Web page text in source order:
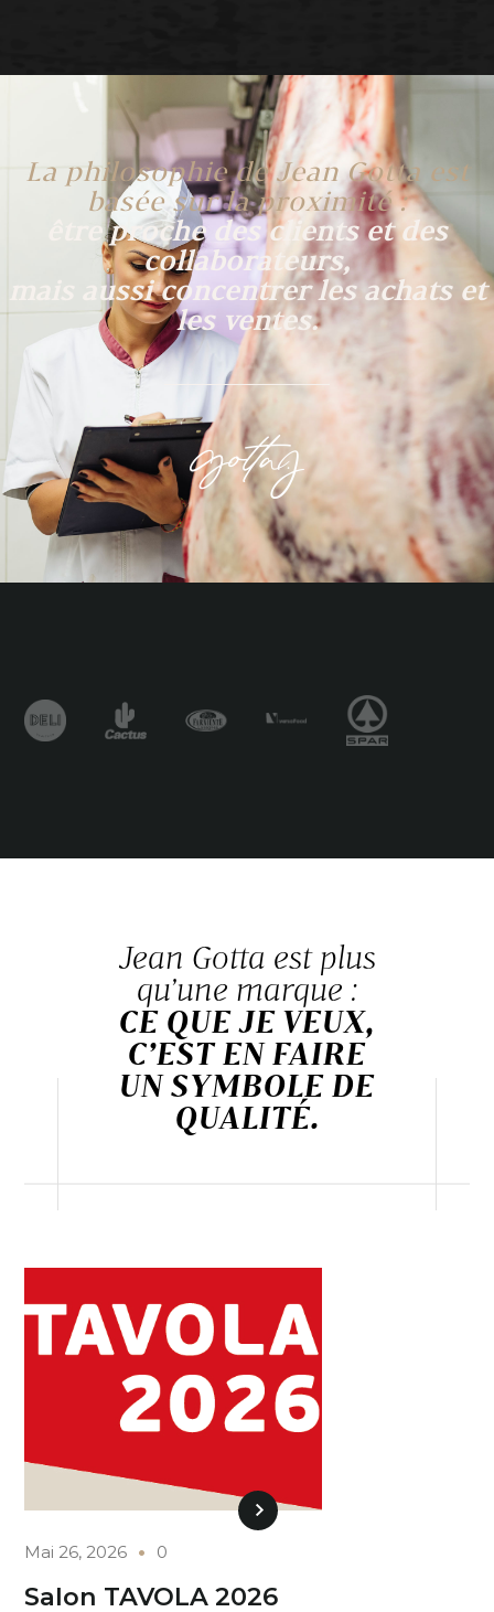
La philosophie de Jean Gotta est
basée sur la proximité :
être proche des clients et des
collaborateurs,
mais aussi concentrer les achats et
les ventes.
Jean Gotta est plus
qu’une marque :
CE QUE JE VEUX,
C’EST EN FAIRE
UN SYMBOLE DE
QUALITÉ.
Mai 26, 2026 0
Salon TAVOLA 2026